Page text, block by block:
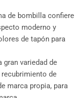
de bombilla confiere
moderno y
de tapón para
gran variedad de
de
marca propia, para